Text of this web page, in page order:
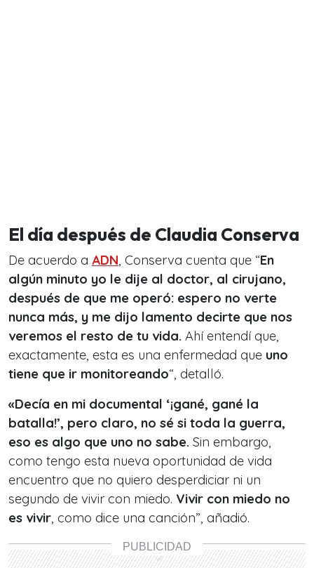
El día después de Claudia Conserva
De acuerdo a ADN, Conserva cuenta que “En
algún minuto yo le dije al doctor, al cirujano,
después de que me operó: espero no verte
nunca más, y me dijo lamento decirte que nos
veremos el resto de tu vida. Ahí entendí que,
exactamente, esta es una enfermedad que uno
tiene que ir monitoreando“, detalló.
«Decía en mi documental ‘¡gané, gané la
batalla!’, pero claro, no sé si toda la guerra,
eso es algo que uno no sabe. Sin embargo,
como tengo esta nueva oportunidad de vida
encuentro que no quiero desperdiciar ni un
segundo de vivir con miedo. Vivir con miedo no
es vivir, como dice una canción”, añadió.